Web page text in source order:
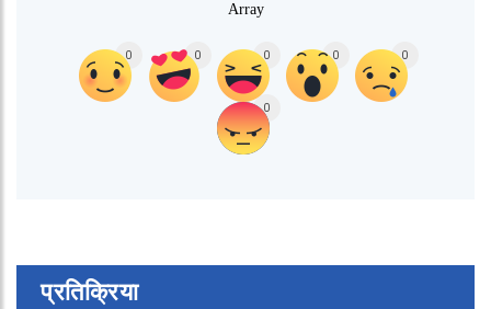
Array
0 0 0 0 0
0
प्रतिक्रिया